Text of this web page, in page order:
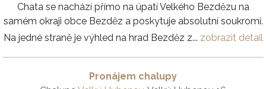
Chata se nachází přímo na úpatí Velkého Bezdězu na
samém okraji obce Bezděz a poskytuje absolutní soukromí.
Na jedné straně je výhled na hrad Bezděz z... zobrazit detail
Pronájem chalupy